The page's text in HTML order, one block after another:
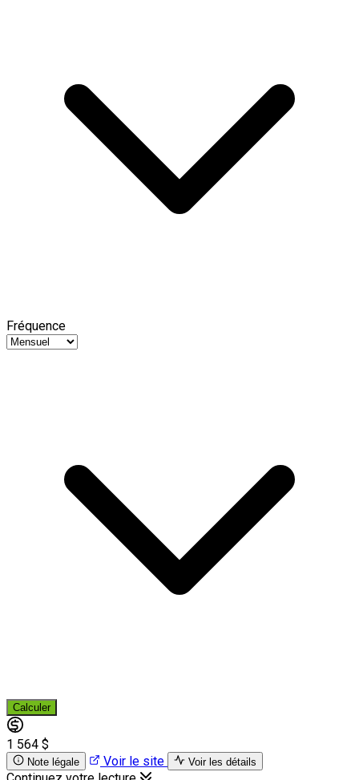
Fréquence
Calculer
1 564 $
Note légale Voir le site Voir les détails